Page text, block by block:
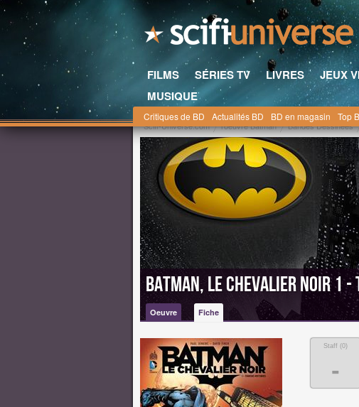
FILMS SÉRIES TV LIVRES JEUX
MUSIQUE
Critiques de BD Actualités BD BD en magasin Top
Scifi-Universe.com l'oeuvre Batman Bandes Dessinées
Batman, le Chevalier Noir 1
Oeuvre Fiche
Staff (0)
-